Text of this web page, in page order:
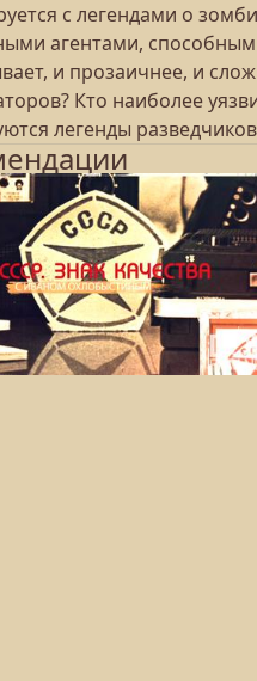
с легендами о
агентами,
и прозаичнее, и
Кто наиболее
легенды